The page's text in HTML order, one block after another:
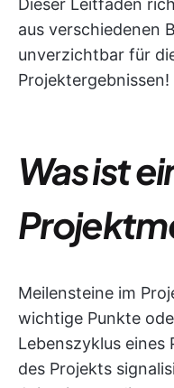
Dieser Leitfaden
aus verschiedenen
unverzichtbar für
Projektergebnissen!
Was ist
Meilensteine im
wichtige Punkte
Lebenszyklus
des Projekts